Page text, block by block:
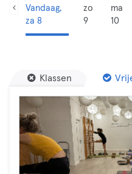
Vandaag,
za 8
zo
9
ma
10
Klassen